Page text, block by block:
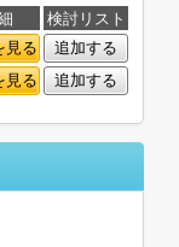
検討リスト
見る
追加する
見る 追加する